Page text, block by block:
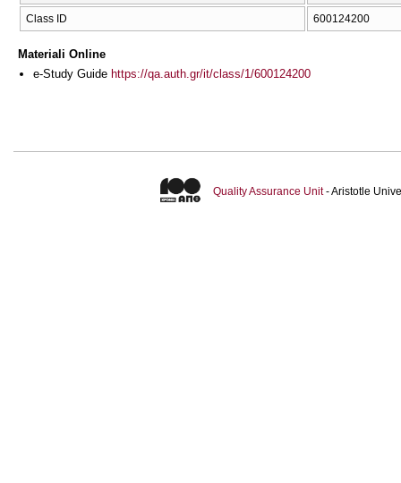
Class ID 600124200
Materiali Online
e-Study Guide https://qa.auth.gr/it/class/1/600124200
Quality Assurance Unit- Aristotle